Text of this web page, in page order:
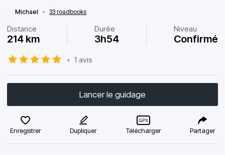
Michael • 33 roadbooks
Distance
214 km
Durée
3h54
Niveau
Confirmé
• 1 avis
Lancer le guidage
Enregistrer Dupliquer Télécharger Partager